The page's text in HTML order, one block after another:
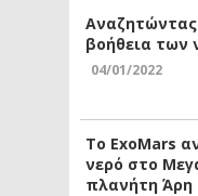
βοήθεια των
04/01/2022
Το ExoMars
νερό στο
πλανήτη Άρη